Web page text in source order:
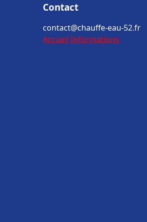
Contact
contact@chauffe-eau-52.fr
Accueil Informations